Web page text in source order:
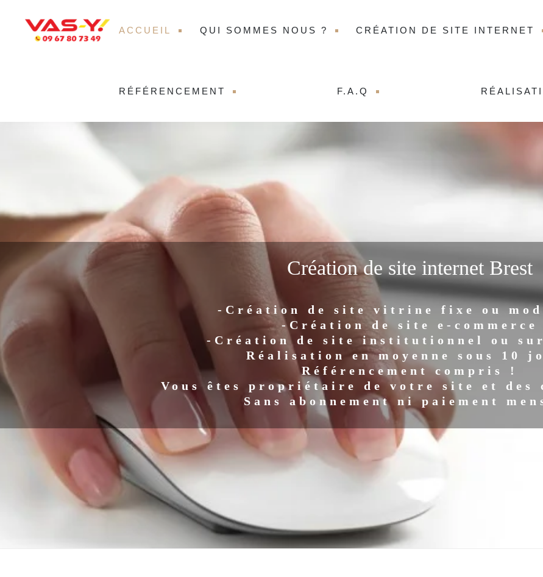
ACCUEIL QUI SOMMES NOUS ? CRÉATION DE SITE INTERNET
RÉFÉRENCEMENT F.A.Q
Création de site internet Brest
-Création de site vitrine fixe ou
-Création de site e-commerce
-Création de site institutionnel ou sur
Réalisation en moyenne sous 10
Référencement compris !
Vous êtes propriétaire de votre site et des
Sans abonnement ni paiement